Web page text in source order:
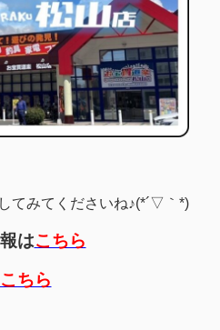
てみてくださいね♪(*´▽｀*)
はこちら
こちら